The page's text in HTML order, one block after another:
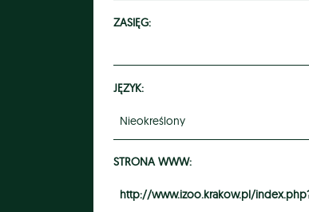
ZASIĘG:
JĘZYK:
Nieokreślony
STRONA WWW:
http://www.izoo.krakow.pl/